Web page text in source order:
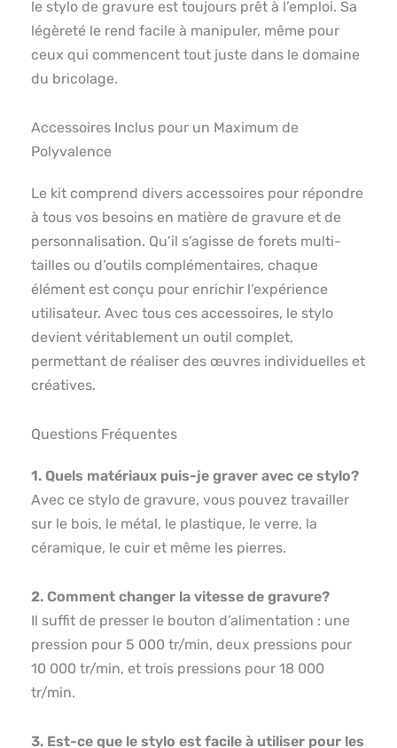
le stylo de gravure est toujours prêt à l’emploi. Sa
légèreté le rend facile à manipuler, même pour
ceux qui commencent tout juste dans le domaine
du bricolage.
Accessoires Inclus pour un Maximum de
Polyvalence
Le kit comprend divers accessoires pour répondre
à tous vos besoins en matière de gravure et de
personnalisation. Qu’il s’agisse de forets multi-
tailles ou d’outils complémentaires, chaque
élément est conçu pour enrichir l’expérience
utilisateur. Avec tous ces accessoires, le stylo
devient véritablement un outil complet,
permettant de réaliser des œuvres individuelles et
créatives.
Questions Fréquentes
1. Quels matériaux puis-je graver avec ce stylo?
Avec ce stylo de gravure, vous pouvez travailler
sur le bois, le métal, le plastique, le verre, la
céramique, le cuir et même les pierres.
2. Comment changer la vitesse de gravure?
Il suffit de presser le bouton d’alimentation : une
pression pour 5 000 tr/min, deux pressions pour
10 000 tr/min, et trois pressions pour 18 000
tr/min.
3. Est-ce que le stylo est facile à utiliser pour les